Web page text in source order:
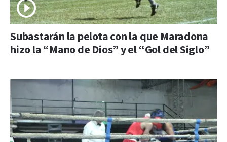
Subastarán la pelota con la que Maradona
hizo la “Mano de Dios” y el “Gol del Siglo”